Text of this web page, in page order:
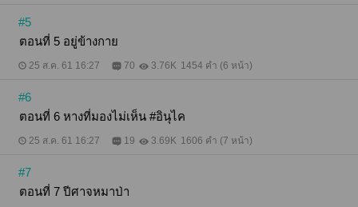
#5
ตอนที่ 5 อยู่ข้างกาย
25 ส.ค. 61 16:27 70 3.76K 1454 คำ (6 หน้า)
#6
ตอนที่ 6 หางที่มองไม่เห็น #อินุไค
25 ส.ค. 61 16:27 19 3.69K 1606 คำ (7 หน้า)
#7
ตอนที่ 7 ปีศาจหมาป่า